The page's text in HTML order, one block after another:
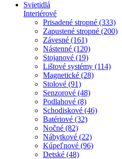
Svietidlá
Interiérové
Prisadené stropné (333)
Zapustené stropné (200)
Závesné (161)
Nástenné (120)
Stojanové (19)
Lištové systémy (114)
Magnetické (28)
Stolové (91)
Senzorové (48)
Podlahové (8)
Schodiskové (46)
Batériové (32)
Nočné (82)
Nábytkové (22)
Kúpeľnové (96)
Detské (48)